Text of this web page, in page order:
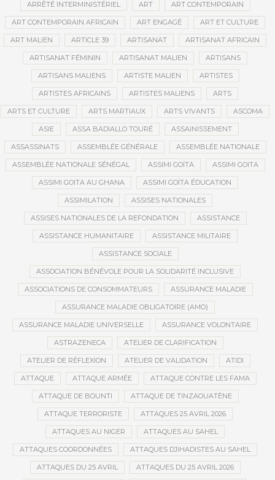
ARRÊTÉ INTERMINISTÉRIEL ART ART CONTEMPORAIN
ART CONTEMPORAIN AFRICAIN ART ENGAGÉ ART ET CULTURE
ART MALIEN ARTICLE 39 ARTISANAT ARTISANAT AFRICAIN
ARTISANAT FÉMININ ARTISANAT MALIEN ARTISANS
ARTISANS MALIENS ARTISTE MALIEN ARTISTES
ARTISTES AFRICAINS ARTISTES MALIENS ARTS
ARTS ET CULTURE ARTS MARTIAUX ARTS VIVANTS ASCOMA
ASIE ASSA BADIALLO TOURÉ ASSAINISSEMENT
ASSASSINATS ASSEMBLÉE GÉNÉRALE ASSEMBLÉE NATIONALE
ASSEMBLÉE NATIONALE SÉNÉGAL ASSIMI GOÏTA ASSIMI GOITA
ASSIMI GOITA AU GHANA ASSIMI GOÏTA ÉDUCATION
ASSIMILATION ASSISES NATIONALES
ASSISES NATIONALES DE LA REFONDATION ASSISTANCE
ASSISTANCE HUMANITAIRE ASSISTANCE MILITAIRE
ASSISTANCE SOCIALE
ASSOCIATION BÉNÉVOLE POUR LA SOLIDARITÉ INCLUSIVE
ASSOCIATIONS DE CONSOMMATEURS ASSURANCE MALADIE
ASSURANCE MALADIE OBLIGATOIRE (AMO)
ASSURANCE MALADIE UNIVERSELLE ASSURANCE VOLONTAIRE
ASTRAZENECA ATELIER DE CLARIFICATION
ATELIER DE RÉFLEXION ATELIER DE VALIDATION ATIDI
ATTAQUE ATTAQUE ARMÉE ATTAQUE CONTRE LES FAMA
ATTAQUE DE BOUNTI ATTAQUE DE TINZAOUATÈNE
ATTAQUE TERRORISTE ATTAQUES 25 AVRIL 2026
ATTAQUES AU NIGER ATTAQUES AU SAHEL
ATTAQUES COORDONNÉES ATTAQUES DJIHADISTES AU SAHEL
ATTAQUES DU 25 AVRIL ATTAQUES DU 25 AVRIL 2026